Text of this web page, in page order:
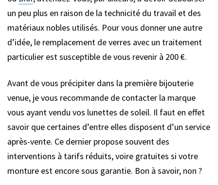
un peu plus en raison de la technicité du travail et des
matériaux nobles utilisés. Pour vous donner une autre
d’idée, le remplacement de verres avec un traitement
particulier est susceptible de vous revenir à 200 €.
Avant de vous précipiter dans la première bijouterie
venue, je vous recommande de contacter la marque
vous ayant vendu vos lunettes de soleil. Il faut en effet
savoir que certaines d’entre elles disposent d’un service
après-vente. Ce dernier propose souvent des
interventions à tarifs réduits, voire gratuites si votre
monture est encore sous garantie. Bon à savoir, non ?